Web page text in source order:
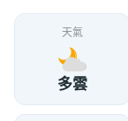
天氣
多雲